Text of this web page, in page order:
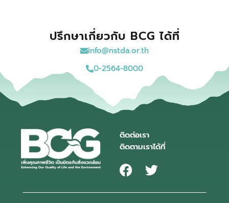
ปรึกษาเกี่ยวกับ BCG ได้ที่
info@nstda.or.th
0-2564-8000
ติดต่อเรา
ติดตามเราได้ที่